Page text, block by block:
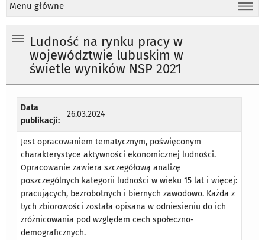
Menu główne
Ludność na rynku pracy w
województwie lubuskim w
świetle wyników NSP 2021
Data
publikacji:
26.03.2024
Jest opracowaniem tematycznym, poświęconym
charakterystyce aktywności ekonomicznej ludności.
Opracowanie zawiera szczegółową analizę
poszczególnych kategorii ludności w wieku 15 lat i więcej:
pracujących, bezrobotnych i biernych zawodowo. Każda z
tych zbiorowości została opisana w odniesieniu do ich
zróżnicowania pod względem cech społeczno-
demograficznych.